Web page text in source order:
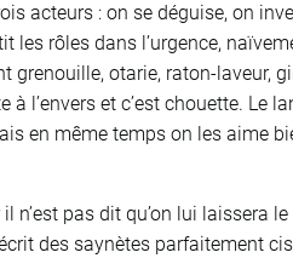
acteurs : on se déguise, on
les rôles dans l’urgence,
grenouille, otarie, raton-laveur,
l’envers et c’est chouette. Le
en même temps on les aime
n’est pas dit qu’on lui laissera
des saynètes parfaitement